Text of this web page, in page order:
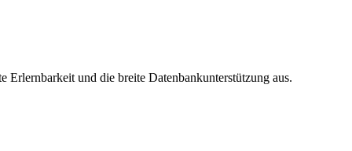
Erlernbarkeit und die breite Datenbankunterstützung aus.